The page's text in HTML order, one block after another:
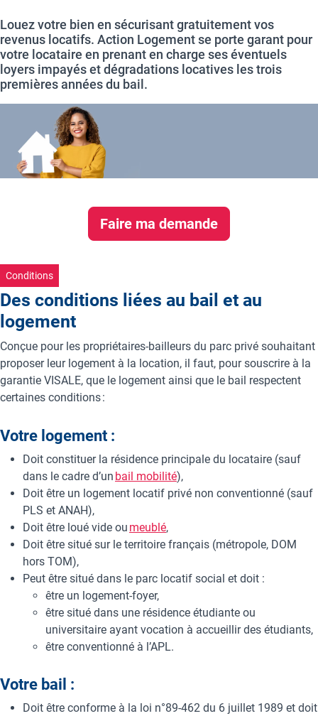
Louez votre bien en sécurisant gratuitement vos
revenus locatifs. Action Logement se porte garant pour
votre locataire en prenant en charge ses éventuels
loyers impayés et dégradations locatives les trois
premières années du bail.
Faire ma demande
Conditions
Des conditions liées au bail et au
logement
Conçue pour les propriétaires-bailleurs du parc privé souhaitant
proposer leur logement à la location, il faut, pour souscrire à la
garantie VISALE, que le logement ainsi que le bail respectent
certaines conditions :​
Votre logement :
Doit constituer la résidence principale du locataire (sauf
dans le cadre d’un bail mobilité),
Doit être un logement locatif privé non conventionné (sauf
PLS et ANAH),
Doit être loué vide ou meublé,
Doit être situé sur le territoire français (métropole, DOM
hors TOM),
Peut être situé dans le parc locatif social et doit :
être un logement-foyer,
être situé dans une résidence étudiante ou
universitaire ayant vocation à accueillir des étudiants,
être conventionné à l’APL.
Votre bail :
Doit être conforme à la loi n°89-462 du 6 juillet 1989 et doit